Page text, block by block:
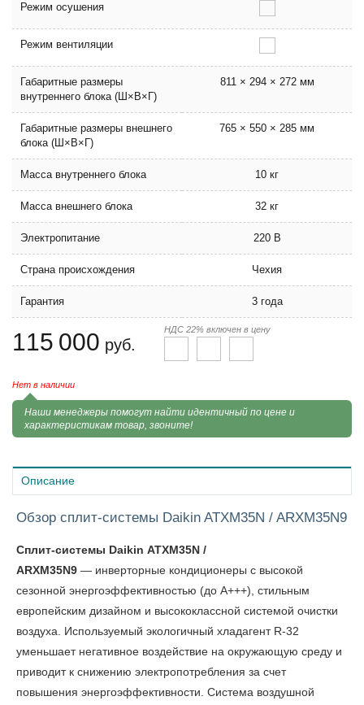
Режим осушения
Режим вентиляции
Габаритные размеры
внутреннего блока (Ш×В×Г)
811 × 294 × 272 мм
Габаритные размеры внешнего
блока (Ш×В×Г)
765 × 550 × 285 мм
Масса внутреннего блока 10 кг
Масса внешнего блока 32 кг
Электропитание 220 В
Страна происхождения Чехия
Гарантия 3 года
115 000 руб.
НДС 22% включен в цену
Нет в наличии
Наши менеджеры помогут найти идентичный по цене и
характеристикам товар, звоните!
Описание
Обзор сплит-системы Daikin ATXM35N / ARXM35N9
Сплит-системы Daikin ATXM35N /
ARXM35N9 — инверторные кондиционеры с высокой
сезонной энергоэффективностью (до А+++), стильным
европейским дизайном и высококлассной системой очистки
воздуха. Используемый экологичный хладагент R-32
уменьшает негативное воздействие на окружающую среду и
приводит к снижению электропотребления за счет
повышения энергоэффективности. Система воздушной